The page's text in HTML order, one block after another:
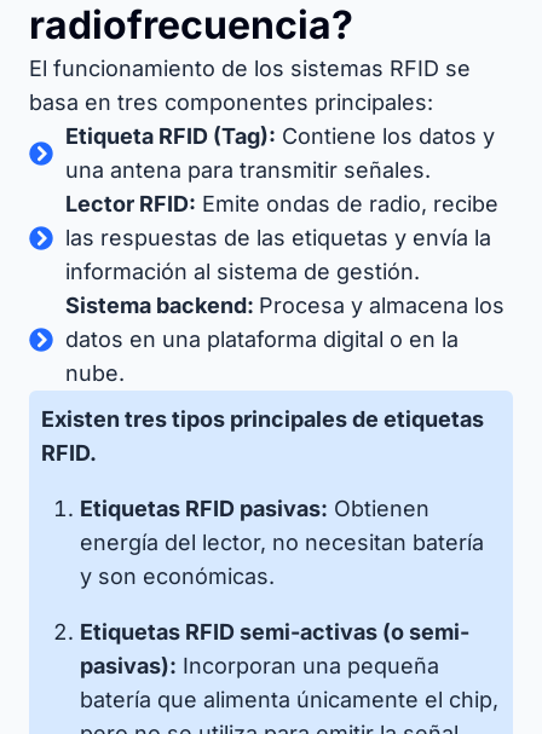
radiofrecuencia?
El funcionamiento de los sistemas RFID se
basa en tres componentes principales:
Etiqueta RFID (Tag): Contiene los datos y
una antena para transmitir señales.
Lector RFID: Emite ondas de radio, recibe
las respuestas de las etiquetas y envía la
información al sistema de gestión.
Sistema backend: Procesa y almacena los
datos en una plataforma digital o en la
nube.
Existen tres tipos principales de etiquetas
RFID.
Etiquetas RFID pasivas: Obtienen
energía del lector, no necesitan batería
y son económicas.
Etiquetas RFID semi-activas (o semi-
pasivas): Incorporan una pequeña
batería que alimenta únicamente el chip,